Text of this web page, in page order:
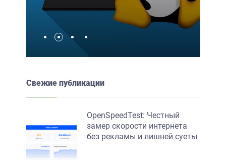
Свежие публикации
OpenSpeedTest: Честный
замер скорости интернета
без рекламы и лишней суеты